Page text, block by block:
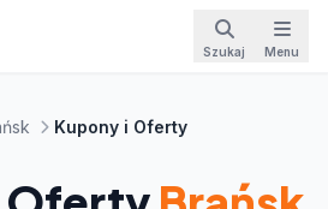
Szukaj Menu
Kupony i Oferty